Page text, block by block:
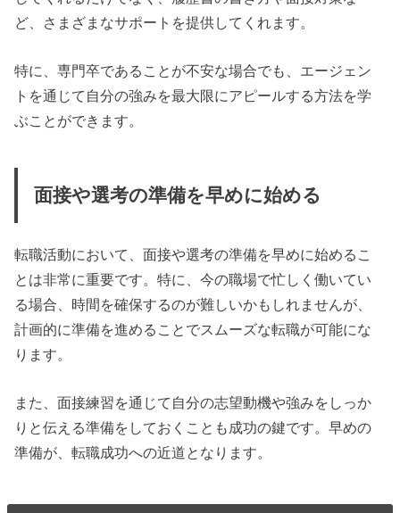
ど、さまざまなサポートを提供してくれます。
特に、専門卒であることが不安な場合でも、エージェン
トを通じて自分の強みを最大限にアピールする方法を学
ぶことができます。
面接や選考の準備を早めに始める
転職活動において、面接や選考の準備を早めに始めるこ
とは非常に重要です。特に、今の職場で忙しく働いてい
る場合、時間を確保するのが難しいかもしれませんが、
計画的に準備を進めることでスムーズな転職が可能にな
ります。
また、面接練習を通じて自分の志望動機や強みをしっか
りと伝える準備をしておくことも成功の鍵です。早めの
準備が、転職成功への近道となります。